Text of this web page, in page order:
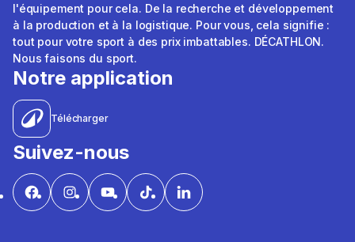
l'équipement pour cela. De la recherche et développement
à la production et à la logistique. Pour vous, cela signifie :
tout pour votre sport à des prix imbattables. DÉCATHLON.
Nous faisons du sport.
Notre application
Télécharger
Suivez-nous